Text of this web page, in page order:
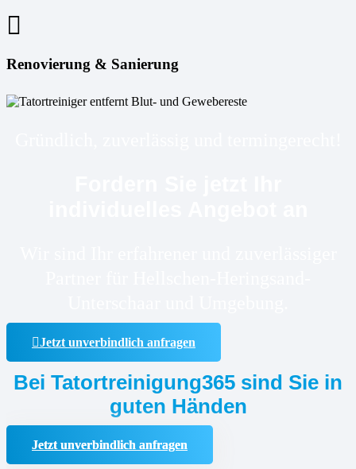
Renovierung & Sanierung
Jetzt unverbindlich anfragen
Bei Tatortreinigung365 sind Sie in
guten Händen
Jetzt unverbindlich anfragen